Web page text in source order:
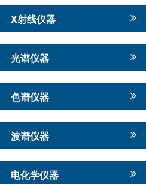
X射线仪器
光谱仪器
色谱仪器
波谱仪器
电化学仪器